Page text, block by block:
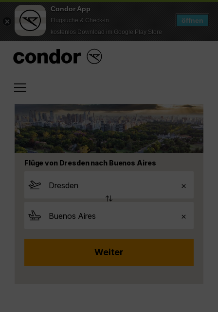
Condor App
Flugsuche & Check-in
kostenlos Download im Google Play Store
öffnen
Flüge von Dresden nach Buenos Aires